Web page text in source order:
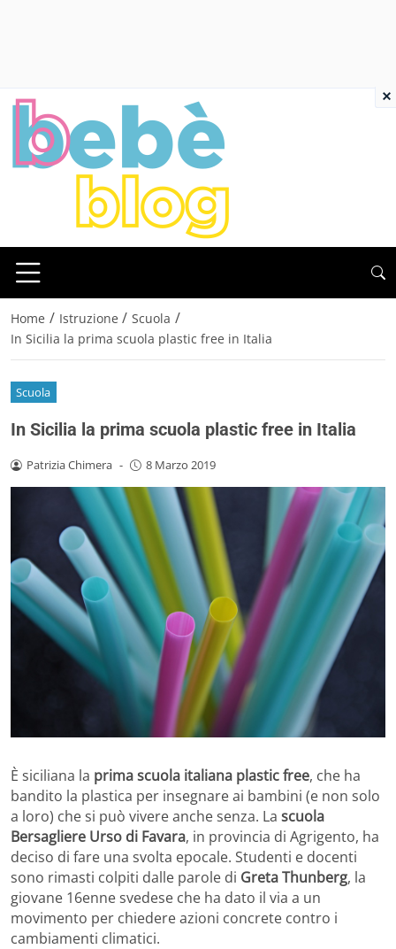
Home / Istruzione / Scuola /
In Sicilia la prima scuola plastic free in Italia
Scuola
In Sicilia la prima scuola plastic free in Italia
Patrizia Chimera - 8 Marzo 2019
È siciliana la prima scuola italiana plastic free, che ha
bandito la plastica per insegnare ai bambini (e non solo
a loro) che si può vivere anche senza. La scuola
Bersagliere Urso di Favara, in provincia di Agrigento, ha
deciso di fare una svolta epocale. Studenti e docenti
sono rimasti colpiti dalle parole di Greta Thunberg, la
giovane 16enne svedese che ha dato il via a un
movimento per chiedere azioni concrete contro i
cambiamenti climatici.
×